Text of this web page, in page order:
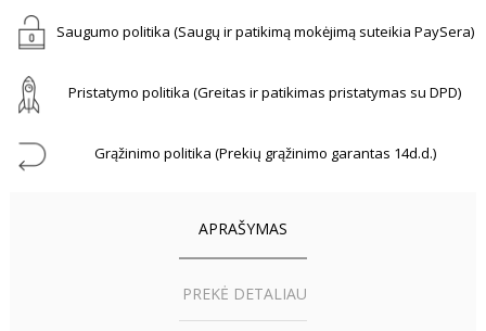
Saugumo politika (Saugų ir patikimą mokėjimą suteikia PaySera)
Pristatymo politika (Greitas ir patikimas pristatymas su DPD)
Grąžinimo politika (Prekių grąžinimo garantas 14d.d.)
APRAŠYMAS
PREKĖ DETALIAU